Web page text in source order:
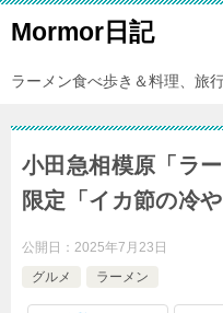
Mormor日記
ラーメン食べ歩き＆料理、旅
小田急相模原「ラ
限定「イカ節の冷や
公開日： 2025年7月23日
グルメ
ラーメン